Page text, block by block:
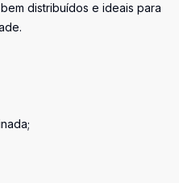
distribuídos e ideais para